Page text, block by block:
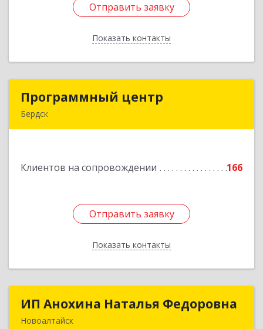
Отправить заявку
Показать контакты
Отправить заявку
Назад
Программный центр
Бердск
Клиентов на сопровождении 166
Отправить заявку
Показать контакты
Программный центр
Подробнее
Отправить заявку
Назад
ИП Анохина Наталья Федоровна
Новоалтайск
ИП Анохина Наталья Федоровна